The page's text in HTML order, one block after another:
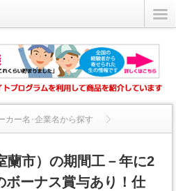
カー名･企業名から探す
蘭市）の期間工－年に2
ボーナス賞与あり！仕